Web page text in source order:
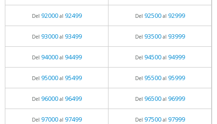
Del 92000al 92499 Del 92500al 92999
Del 93000al 93499 Del 93500al 93999
Del 94000al 94499 Del 94500al 94999
Del 95000al 95499 Del 95500al 95999
Del 96000al 96499 Del 96500al 96999
Del 97000al 97499 Del 97500al 97999